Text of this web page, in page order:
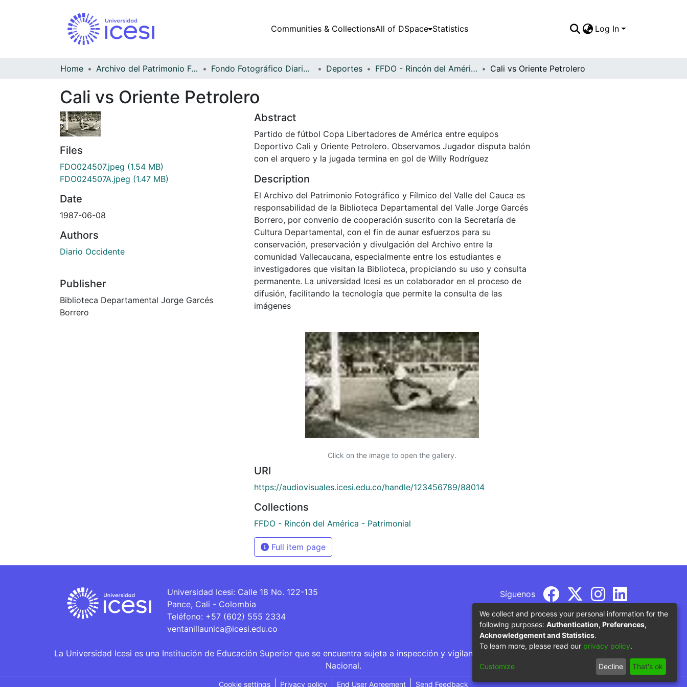
Communities & CollectionsAll of DSpace Statistics Log In
Home Archivo del Patrimonio Fotográfico y Fílmico del Valle del Cauca Fondo Fotográfico Diario Occidente Deportes FFDO - Rincón del América - Patrimonial Cali vs Oriente Petrolero
Cali vs Oriente Petrolero
Files
FDO024507.jpeg (1.54 MB)
FDO024507A.jpeg (1.47 MB)
Date
1987-06-08
Authors
Diario Occidente
Publisher
Biblioteca Departamental Jorge Garcés
Borrero
Abstract
Partido de fútbol Copa Libertadores de América entre equipos
Deportivo Cali y Oriente Petrolero. Observamos Jugador disputa balón
con el arquero y la jugada termina en gol de Willy Rodríguez
Description
El Archivo del Patrimonio Fotográfico y Fílmico del Valle del Cauca es
responsabilidad de la Biblioteca Departamental del Valle Jorge Garcés
Borrero, por convenio de cooperación suscrito con la Secretaría de
Cultura Departamental, con el fin de aunar esfuerzos para su
conservación, preservación y divulgación del Archivo entre la
comunidad Vallecaucana, especialmente entre los estudiantes e
investigadores que visitan la Biblioteca, propiciando su uso y consulta
permanente. La universidad Icesi es un colaborador en el proceso de
difusión, facilitando la tecnología que permite la consulta de las
imágenes
Click on the image to open the gallery.
URI
https://audiovisuales.icesi.edu.co/handle/123456789/88014
Collections
FFDO - Rincón del América - Patrimonial
Full item page
Universidad Icesi: Calle 18 No. 122-135
Pance, Cali - Colombia
Teléfono: +57 (602) 555 2334
ventanillaunica@icesi.edu.co
Síguenos
La Universidad Icesi es una Institución de Educación Superior que se encuentra sujeta a inspección y vigilancia por parte del Ministerio de Educación
Nacional.
Cookie settings Privacy policy End User Agreement Send Feedback
We collect and process your personal information for the
following purposes: Authentication, Preferences,
Acknowledgement and Statistics.
To learn more, please read our privacy policy.
Customize Decline That's ok